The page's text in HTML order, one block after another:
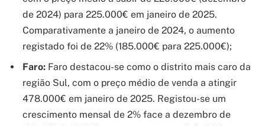
de 2024) para 225.000€ em janeiro de 2025.
Comparativamente a janeiro de 2024, o aumento
registado foi de 22% (185.000€ para 225.000€);
Faro: Faro destacou-se como o distrito mais caro da
região Sul, com o preço médio de venda a atingir
478.000€ em janeiro de 2025. Registou-se um
crescimento mensal de 2% face a dezembro de